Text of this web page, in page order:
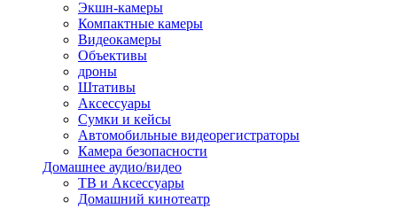
Экшн-камеры
Компактные камеры
Видеокамеры
Объективы
дроны
Штативы
Аксессуары
Сумки и кейсы
Автомобильные видеорегистраторы
Камера безопасности
Домашнее аудио/видео
ТВ и Аксессуары
Домашний кинотеатр